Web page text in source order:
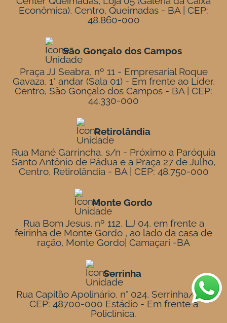
Econômica), Centro, Queimadas - BA | CEP:
48.860-000
São Gonçalo dos Campos
Praça JJ Seabra, nº 11 - Empresarial Roque
Gavaza, 1° andar (Sala 01) - Em frente ao Líder,
Centro, São Gonçalo dos Campos - BA | CEP:
44.330-000
Retirolândia
Rua Mané Garrincha, s/n - Próximo a Paróquia
Santo Antônio de Pádua e a Praça 27 de Julho,
Centro, Retirolândia - BA | CEP: 48.750-000
Monte Gordo
Rua Bom Jesus, nº 112, LJ 04, em frente a
feirinha de Monte Gordo , ao lado da casa de
ração, Monte Gordo| Camaçari -BA
Serrinha
Rua Capitão Apolinário, n° 024, Serrinha/BA |
CEP: 48700-000 Estádio - Em frente à
Policlínica.